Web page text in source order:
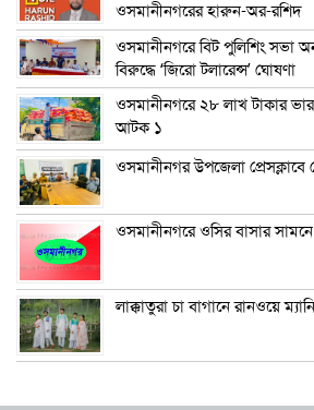
ওসমানীনগরের হারুন-অর-রশিদ
ওসমানীনগরে বিট পুলিশিং সভা
বিরুদ্ধে ‘জিরো টলারেন্স’ ঘোষণা
ওসমানীনগরে ২৮ লাখ টাকার
আটক ১
ওসমানীনগর উপজেলা
ওসমানীনগরে ওসির বাসার
লাক্কাতুরা চা বাগানে রানওয়ে